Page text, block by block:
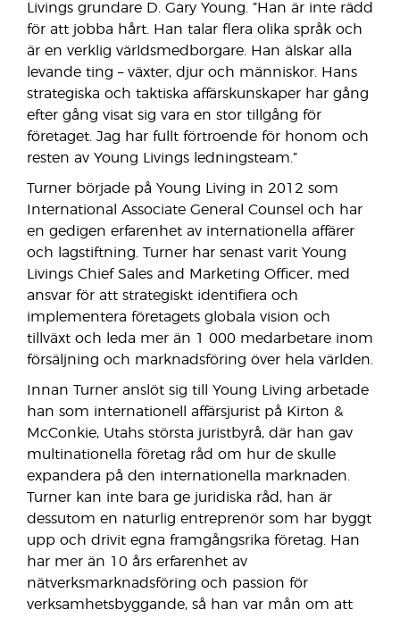
Livings grundare D. Gary Young. ”Han är inte rädd
för att jobba hårt. Han talar flera olika språk och
är en verklig världsmedborgare. Han älskar alla
levande ting – växter, djur och människor. Hans
strategiska och taktiska affärskunskaper har gång
efter gång visat sig vara en stor tillgång för
företaget. Jag har fullt förtroende för honom och
resten av Young Livings ledningsteam.”
Turner började på Young Living in 2012 som
International Associate General Counsel och har
en gedigen erfarenhet av internationella affärer
och lagstiftning. Turner har senast varit Young
Livings Chief Sales and Marketing Officer, med
ansvar för att strategiskt identifiera och
implementera företagets globala vision och
tillväxt och leda mer än 1 000 medarbetare inom
försäljning och marknadsföring över hela världen.
Innan Turner anslöt sig till Young Living arbetade
han som internationell affärsjurist på Kirton &
McConkie, Utahs största juristbyrå, där han gav
multinationella företag råd om hur de skulle
expandera på den internationella marknaden.
Turner kan inte bara ge juridiska råd, han är
dessutom en naturlig entreprenör som har byggt
upp och drivit egna framgångsrika företag. Han
har mer än 10 års erfarenhet av
nätverksmarknadsföring och passion för
verksamhetsbyggande, så han var mån om att